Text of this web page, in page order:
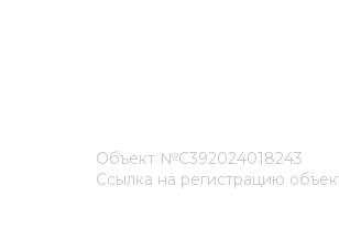
Объект №С392024018243
Ссылка на регистрацию